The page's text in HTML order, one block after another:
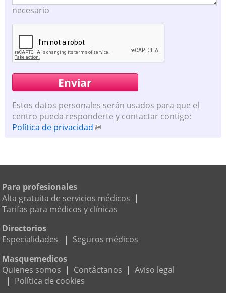
necesario
Estos datos personales serán usados para que el
centro pueda responderte y contactar contigo:
Política de privacidad
Para profesionales
Alta gratuita de servicios médicos |
Tarifas para médicos y clínicas
Directorios
Especialidades
| Seguros médicos
Masquemedicos
Quienes somos | Contáctanos | Aviso legal
| Política de cookies